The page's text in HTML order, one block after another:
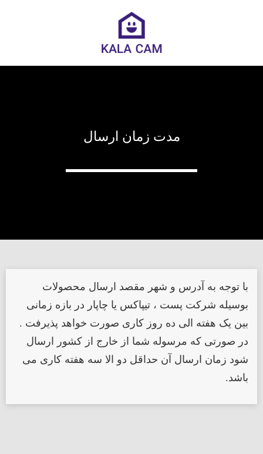
مدت زمان ارسال
با توجه به آدرس و شهر مقصد ارسال محصولات
بوسیله شرکت پست ، تیپاکس یا چاپار در بازه زمانی
بین یک هفته الی ده روز کاری صورت خواهد پذیرفت .
در صورتی که مرسوله شما از خارج از کشور ارسال
شود زمان ارسال آن حداقل دو الا سه هفته کاری می
باشد.